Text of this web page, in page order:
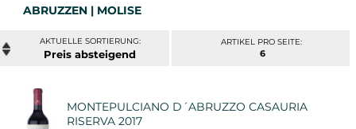
ABRUZZEN | MOLISE
Preis
ARTIKEL PRO SEITE:
6
MONTEPULCIANO D´ABRUZZO CASAURIA
RISERVA 2017